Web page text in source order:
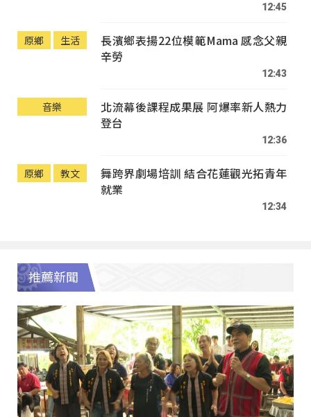
12:45
原鄉 生活
長濱鄉表揚22位模範Mama 感念父親
辛勞
12:43
音樂
北流幕後課程成果展 阿爆率新人熱力
登台
12:36
原鄉 教文
舞跨界劇場培訓 結合花蓮觀光拓青年
就業
12:34
推薦新聞